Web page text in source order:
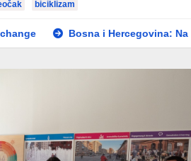
biciklizam
i Hercegovina: Na Majevici,